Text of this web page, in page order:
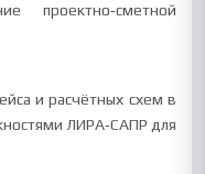
проектно‑сметной
и расчётных схем в
ЛИРА‑САПР для